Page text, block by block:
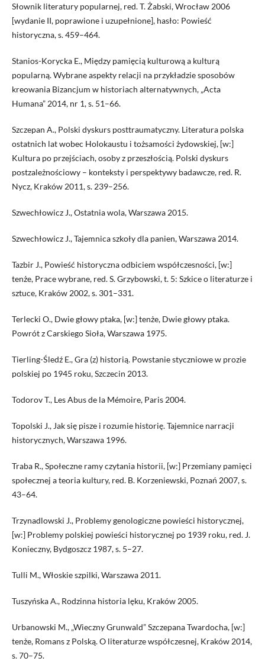
Słownik literatury popularnej, red. T. Żabski, Wrocław 2006
[wydanie II, poprawione i uzupełnione], hasło: Powieść
historyczna, s. 459–464.
Stanios-Korycka E., Między pamięcią kulturową a kulturą
popularną. Wybrane aspekty relacji na przykładzie sposobów
kreowania Bizancjum w historiach alternatywnych, „Acta
Humana” 2014, nr 1, s. 51–66.
Szczepan A., Polski dyskurs posttraumatyczny. Literatura polska
ostatnich lat wobec Holokaustu i tożsamości żydowskiej, [w:]
Kultura po przejściach, osoby z przeszłością. Polski dyskurs
postzależnościowy – konteksty i perspektywy badawcze, red. R.
Nycz, Kraków 2011, s. 239–256.
Szwechłowicz J., Ostatnia wola, Warszawa 2015.
Szwechłowicz J., Tajemnica szkoły dla panien, Warszawa 2014.
Tazbir J., Powieść historyczna odbiciem współczesności, [w:]
tenże, Prace wybrane, red. S. Grzybowski, t. 5: Szkice o literaturze i
sztuce, Kraków 2002, s. 301–331.
Terlecki O., Dwie głowy ptaka, [w:] tenże, Dwie głowy ptaka.
Powrót z Carskiego Sioła, Warszawa 1975.
Tierling-Śledź E., Gra (z) historią. Powstanie styczniowe w prozie
polskiej po 1945 roku, Szczecin 2013.
Todorov T., Les Abus de la Mémoire, Paris 2004.
Topolski J., Jak się pisze i rozumie historię. Tajemnice narracji
historycznych, Warszawa 1996.
Traba R., Społeczne ramy czytania historii, [w:] Przemiany pamięci
społecznej a teoria kultury, red. B. Korzeniewski, Poznań 2007, s.
43–64.
Trzynadlowski J., Problemy genologiczne powieści historycznej,
[w:] Problemy polskiej powieści historycznej po 1939 roku, red. J.
Konieczny, Bydgoszcz 1987, s. 5–27.
Tulli M., Włoskie szpilki, Warszawa 2011.
Tuszyńska A., Rodzinna historia lęku, Kraków 2005.
Urbanowski M., „Wieczny Grunwald” Szczepana Twardocha, [w:]
tenże, Romans z Polską. O literaturze współczesnej, Kraków 2014,
s. 70–75.